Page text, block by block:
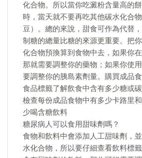
化合物。所以當你吃澱粉含量高的
時，當天就不要再吃其他碳水化合
豆）。總的來說，甜食可作為代替
制糖的總量比糖的來源更重要。把
化合物預換算到食物中去，如果你
那就需要調整你的藥物；如果你使
要調整你的胰島素劑量。購買成品
食品標籤了解飲食中含有多少糖或
檢查每份成品食物中有多少卡路里和
少喝含糖飲料
糖尿病人可以食用甜味劑嗎？
食物和飲料中會添加人工甜味劑，
水化合物，所以要仔細查看飲料標